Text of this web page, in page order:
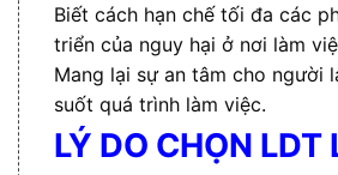
Biết cách hạn chế tối đa các
triển của nguy hại ở nơi làm
Mang lại sự an tâm cho người
suốt quá trình làm việc.
LÝ DO CHỌN LDT